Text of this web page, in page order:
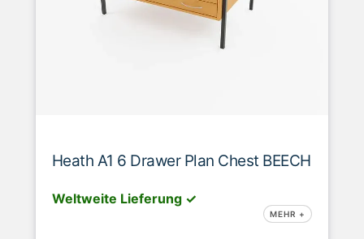
Heath A1 6 Drawer Plan Chest BEECH
Weltweite Lieferung ✓
MEHR +